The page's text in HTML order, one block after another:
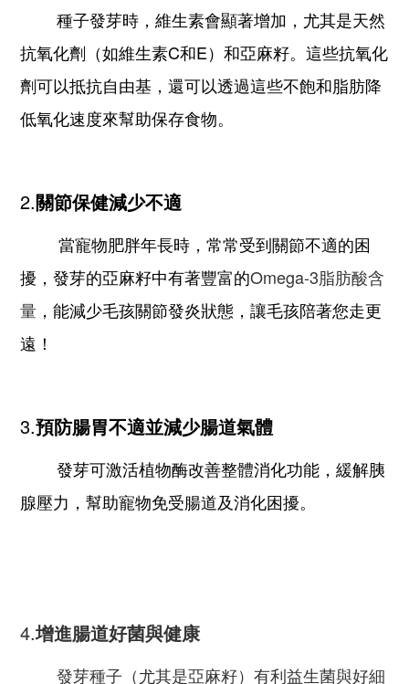
種子發芽時，維生素會顯著增加，尤其是天然
抗氧化劑（如維生素C和E）和亞麻籽。這些抗氧化
劑可以抵抗自由基，還可以透過這些不飽和脂肪降
低氧化速度來幫助保存食物。
2.關節保健減少不適
當寵物肥胖年長時，常常受到關節不適的困
擾，發芽的亞麻籽中有著豐富的Omega-3脂肪酸含
量 ，能減少毛孩關節發炎狀態，讓毛孩陪著您走更
遠！
3.預防腸胃不適並減少腸道氣體
發芽可激活植物酶改善整體消化功能，緩解胰
腺壓力，幫助寵物免受腸道及消化困擾。
4.增進腸道好菌與健康
發芽種子（尤其是亞麻籽）有利益生菌與好細